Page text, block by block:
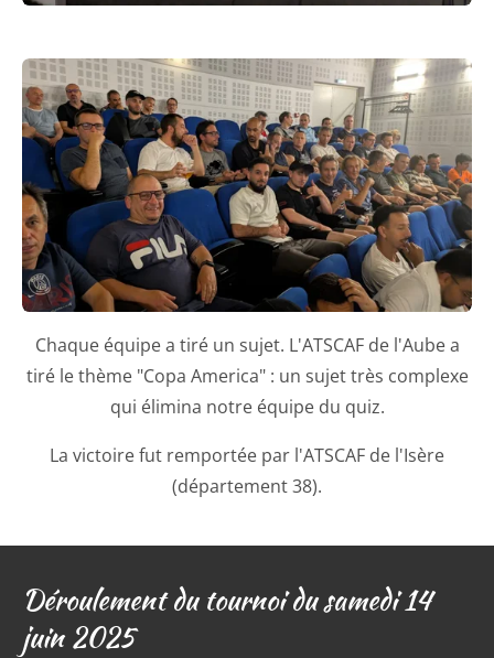
Chaque équipe a tiré un sujet. L'ATSCAF de l'Aube a
tiré le thème "Copa America" : un sujet très complexe
qui élimina notre équipe du quiz.
La victoire fut remportée par l'ATSCAF de l'Isère
(département 38).
Déroulement du tournoi du samedi 14
juin 2025